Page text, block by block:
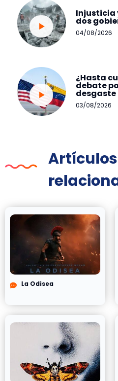
Injusticia
dos
04/08/2026
¿Hasta
debate
desgaste
03/08/2026
Artículos
La Odisea